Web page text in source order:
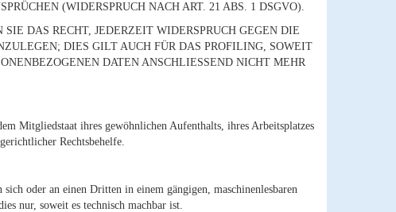
(WIDERSPRUCH NACH ART. 21 ABS. 1 DSGVO).
DAS RECHT, JEDERZEIT WIDERSPRUCH GEGEN DIE
DIES GILT AUCH FÜR DAS PROFILING, SOWEIT
DATEN ANSCHLIESSEND NICHT MEHR
Mitgliedstaat ihres gewöhnlichen Aufenthalts, ihres Arbeitsplatzes
Rechtsbehelfe.
oder an einen Dritten in einem gängigen, maschinenlesbaren
nur, soweit es technisch machbar ist.